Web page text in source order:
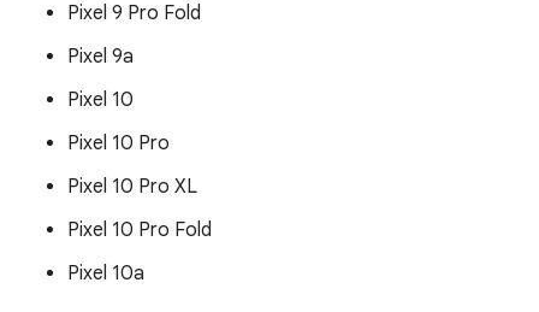
Pixel 9 Pro Fold
Pixel 9a
Pixel 10
Pixel 10 Pro
Pixel 10 Pro XL
Pixel 10 Pro Fold
Pixel 10a